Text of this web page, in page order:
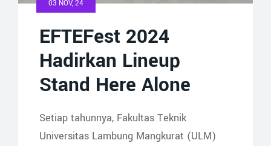
03 NOV, 24
EFTEFest 2024
Hadirkan Lineup
Stand Here Alone
Setiap tahunnya, Fakultas Teknik
Universitas Lambung Mangkurat (ULM)